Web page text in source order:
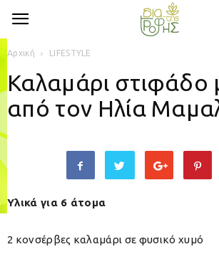
Αρχική LIFESTYLE
Καλαμάρι στιφάδο
από τον Ηλία
Υλικά για 6 άτομα
2 κονσέρβες καλαμάρι σε φυσικό χυμό